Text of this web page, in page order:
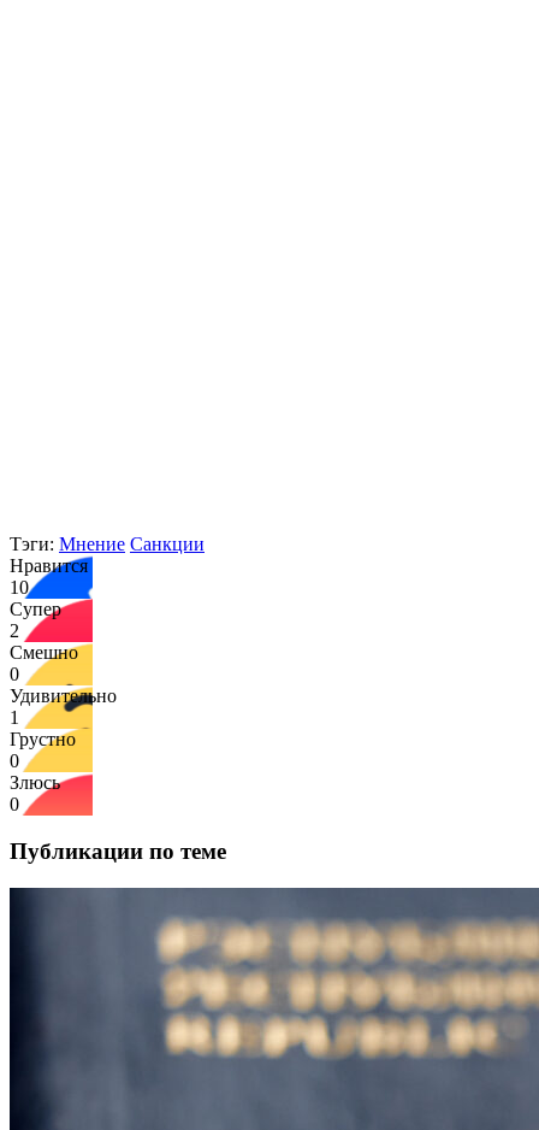
Тэги: Мнение Санкции
Нравится
10
Супер
2
Смешно
0
Удивительно
1
Грустно
0
Злюсь
0
Публикации по теме